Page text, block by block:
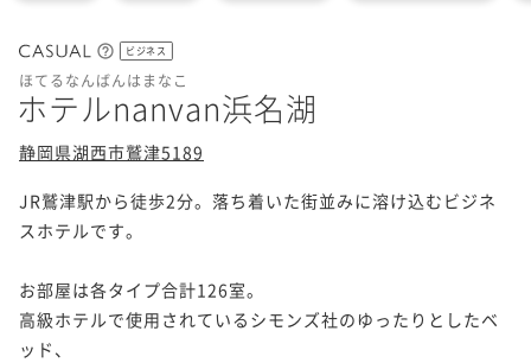
ビジネス
ほてるなんばんはまなこ
ホテルnanvan浜名湖
静岡県湖西市鷲津5189
JR鷲津駅から徒歩2分。落ち着いた街並みに溶け込むビジネ
スホテルです。
お部屋は各タイプ合計126室。
高級ホテルで使用されているシモンズ社のゆったりとしたベ
ッド、